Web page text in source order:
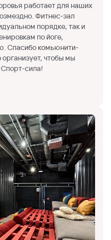
работает для наших
Фитнес-зал
порядке, так и
по йоге,
Спасибо комьюнити-
чтобы мы
Спорт-сила!